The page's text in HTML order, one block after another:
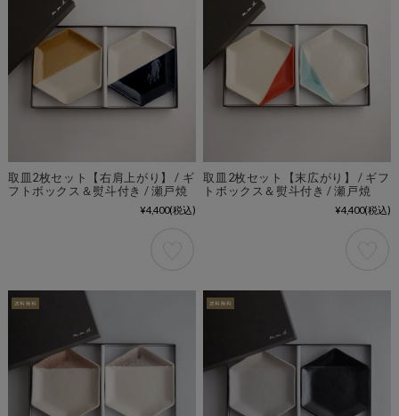
取皿2枚セット【右肩上がり】 / ギ
フトボックス＆熨斗付き / 瀬戸焼
¥4,400(税込)
取皿2枚セット【末広がり】 / ギフ
トボックス＆熨斗付き / 瀬戸焼
¥4,400(税込)